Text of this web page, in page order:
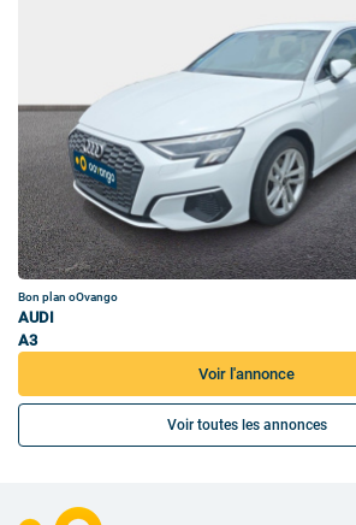
Bon plan oOvango
AUDI
A3
Voir l'annonce
Voir toutes les annonces